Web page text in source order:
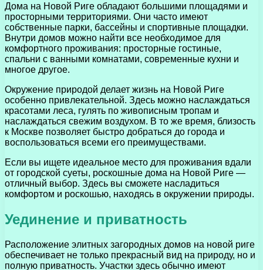
Дома на Новой Риге обладают большими площадями и
просторными территориями. Они часто имеют
собственные парки, бассейны и спортивные площадки.
Внутри домов можно найти все необходимое для
комфортного проживания: просторные гостиные,
спальни с ванными комнатами, современные кухни и
многое другое.
Окружение природой делает жизнь на Новой Риге
особенно привлекательной. Здесь можно наслаждаться
красотами леса, гулять по живописным тропам и
наслаждаться свежим воздухом. В то же время, близость
к Москве позволяет быстро добраться до города и
воспользоваться всеми его преимуществами.
Если вы ищете идеальное место для проживания вдали
от городской суеты, роскошные дома на Новой Риге —
отличный выбор. Здесь вы сможете насладиться
комфортом и роскошью, находясь в окружении природы.
Уединение и приватность
Расположение элитных загородных домов на новой риге
обеспечивает не только прекрасный вид на природу, но и
полную приватность. Участки здесь обычно имеют